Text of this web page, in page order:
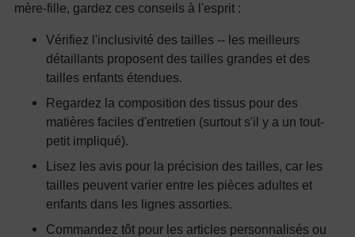
mère-fille, gardez ces conseils à l'esprit :
Vérifiez l'inclusivité des tailles -- les meilleurs
détaillants proposent des tailles grandes et des
tailles enfants étendues.
Regardez la composition des tissus pour des
matières faciles d'entretien (surtout s'il y a un tout-
petit impliqué).
Lisez les avis pour la précision des tailles, car les
tailles peuvent varier entre les pièces adultes et
enfants dans les lignes assorties.
Commandez tôt pour les articles personnalisés ou